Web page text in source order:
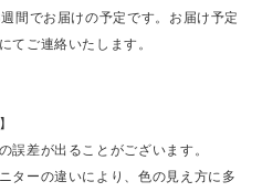
間でお届けの予定です。お届け予定
てご連絡いたします。
誤差が出ることがございます。
ターの違いにより、色の見え方に多